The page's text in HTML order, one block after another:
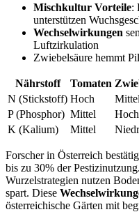
Mischkultur Vorteile:
unterstützen
Wechselwirkungen
Luftzirkulation
Zwiebelsäure hemmt
Nährstoff Tomaten
N (Stickstoff) Hoch
Mittel
P (Phosphor) Mittel
Hoch
K (Kalium)
Mittel
Forscher in Österreich
bis zu 30% der
Wurzelstrategien nutzen
spart. Diese
österreichische Gärten mit